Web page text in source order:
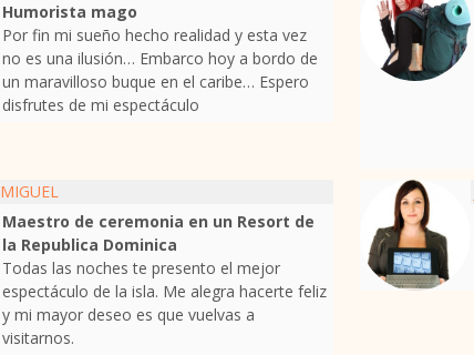
Humorista mago
Por fin mi sueño hecho realidad y esta vez
no es una ilusión… Embarco hoy a bordo de
un maravilloso buque en el caribe… Espero
disfrutes de mi espectáculo
MIGUEL
Maestro de ceremonia en un Resort de
la Republica Dominica
Todas las noches te presento el mejor
espectáculo de la isla. Me alegra hacerte feliz
y mi mayor deseo es que vuelvas a
visitarnos.